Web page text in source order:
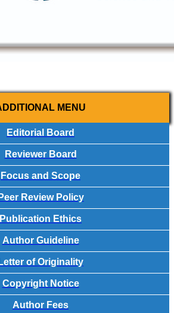
MENU
Editorial Board
Reviewer Board
Focus and Scope
Peer Review Policy
Publication Ethics
Author Guideline
Letter of Originality
Copyright Notice
Author Fees